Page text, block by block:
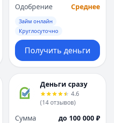
Одобрение
Среднее
Займ онлайн
Круглосуточно
Получить деньги
Деньги сразу
4.6
(14отзывов)
Сумма
до 100 000 ₽